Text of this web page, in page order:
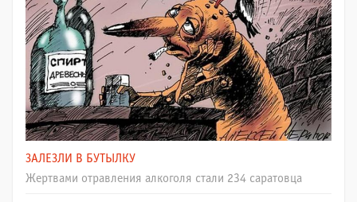
ЗАЛЕЗЛИ В БУТЫЛКУ
Жертвами отравления алкоголя стали 234 саратовца